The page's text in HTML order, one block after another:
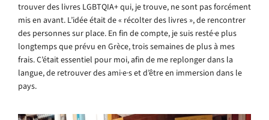
trouver des livres LGBTQIA+ qui, je trouve, ne sont pas forcément
mis en avant. L’idée était de « récolter des livres », de rencontrer
des personnes sur place. En fin de compte, je suis resté·e plus
longtemps que prévu en Grèce, trois semaines de plus à mes
frais. C’était essentiel pour moi, afin de me replonger dans la
langue, de retrouver des ami·e·s et d’être en immersion dans le
pays.